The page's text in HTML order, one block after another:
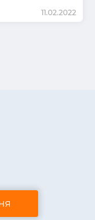
11.02.2022